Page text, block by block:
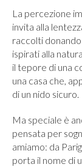
La percezione
invita alla
raccolti
ispirati alla
il tepore di una
una casa che,
di un nido sicuro.
Ma speciale è
pensata per
amiamo: da
porta il nome di